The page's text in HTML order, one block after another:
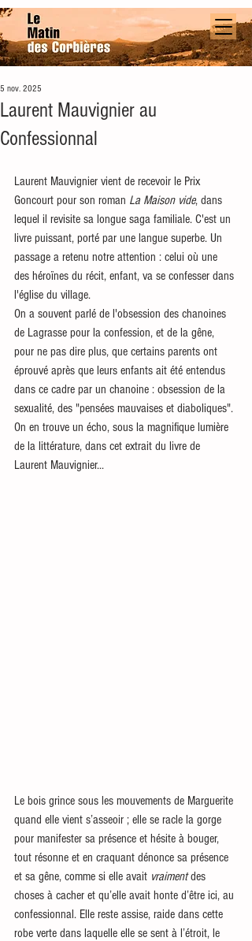
Laurent Mauvignier au
Confessionnal
5 nov. 2025
Laurent Mauvignier vient de recevoir le Prix
Goncourt pour son roman La Maison vide, dans
lequel il revisite sa longue saga familiale. C'est un
livre puissant, porté par une langue superbe. Un
passage a retenu notre attention : celui où une
des héroïnes du récit, enfant, va se confesser dans
l'église du village.
On a souvent parlé de l'obsession des chanoines
de Lagrasse pour la confession, et de la gêne,
pour ne pas dire plus, que certains parents ont
éprouvé après que leurs enfants ait été entendus
dans ce cadre par un chanoine : obsession de la
sexualité, des "pensées mauvaises et diaboliques".
On en trouve un écho, sous la magnifique lumière
de la littérature, dans cet extrait du livre de
Laurent Mauvignier...
Le bois grince sous les mouvements de Marguerite
quand elle vient s’asseoir ; elle se racle la gorge
pour manifester sa présence et hésite à bouger,
tout résonne et en craquant dénonce sa présence
et sa gêne, comme si elle avait vraiment des
choses à cacher et qu’elle avait honte d’être ici, au
confessionnal. Elle reste assise, raide dans cette
robe verte dans laquelle elle se sent à l’étroit, le